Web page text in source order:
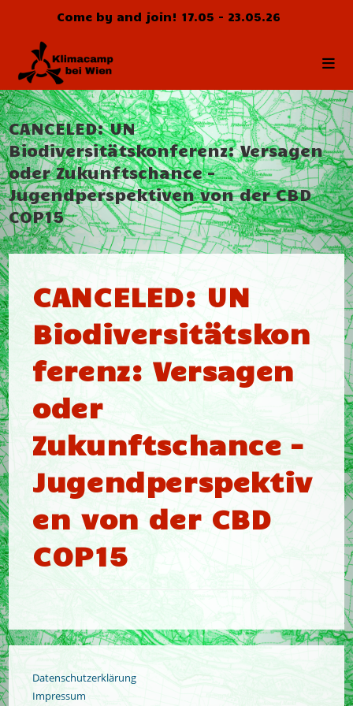
springen
Come by and join! 17.05 - 23.05.26
CANCELED: UN
Biodiversitätskonferenz: Versagen
oder Zukunftschance –
Jugendperspektiven von der CBD
COP15
CANCELED: UN
Biodiversitätskon
ferenz: Versagen
oder
Zukunftschance –
Jugendperspektiv
en von der CBD
COP15
Datenschutzerklärung
Impressum